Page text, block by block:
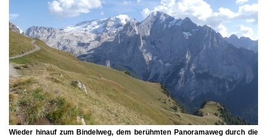
Wieder hinauf zumBindelweg, dem berühmten Panoramaweg durch die